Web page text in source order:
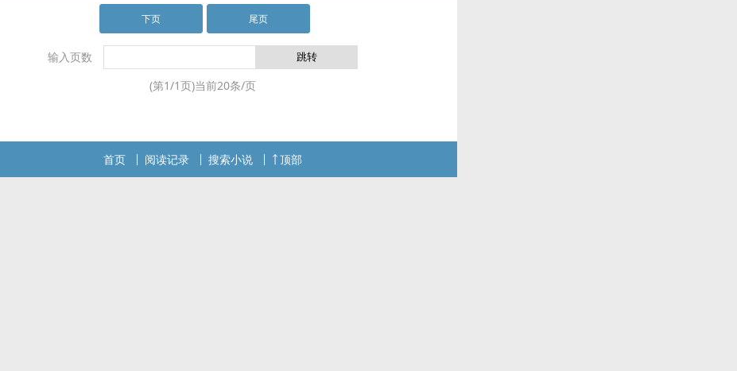
下页 尾页
输入页数
(第1/1页)当前20条/页
首页 阅读记录 搜索小说 顶部